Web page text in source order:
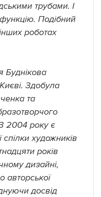
трубами. І
Подібний
роботах
Буднікова
Здобула
та
З 2004 року є
художників
років
дизайні,
авторської
досвід